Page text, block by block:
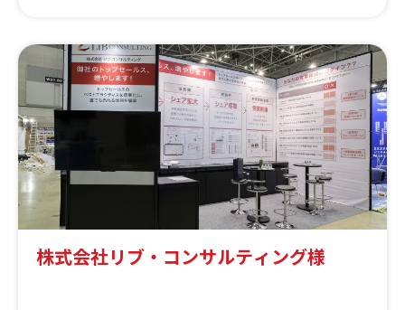
株式会社リブ・コンサルティング様